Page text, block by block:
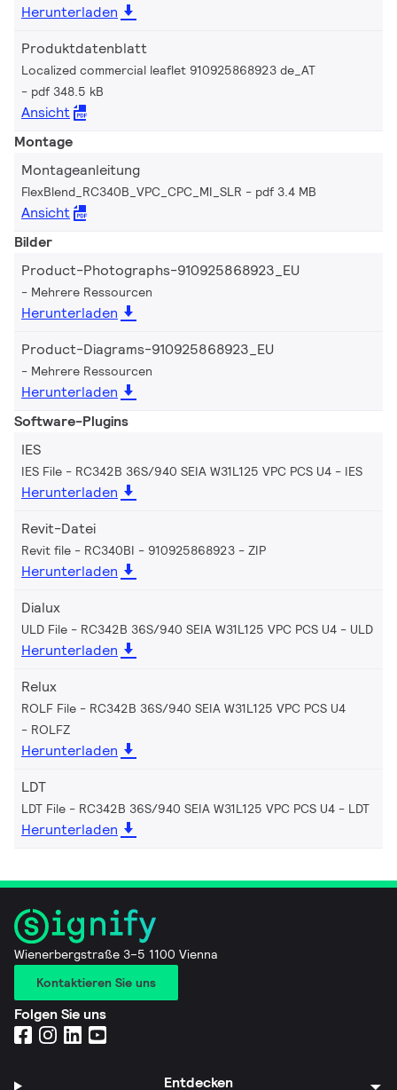
Herunterladen
Produktdatenblatt
Localized commercial leaflet 910925868923 de_AT
pdf 348.5 kB
Ansicht
Montage
Montageanleitung
FlexBlend_RC340B_VPC_CPC_MI_SLR pdf 3.4 MB
Ansicht
Bilder
Product-Photographs-910925868923_EU
Mehrere Ressourcen
Herunterladen
Product-Diagrams-910925868923_EU
Mehrere Ressourcen
Herunterladen
Software-Plugins
IES
IES File - RC342B 36S/940 SEIA W31L125 VPC PCS U4 IES
Herunterladen
Revit-Datei
Revit file - RC340BI - 910925868923 ZIP
Herunterladen
Dialux
ULD File - RC342B 36S/940 SEIA W31L125 VPC PCS U4 ULD
Herunterladen
Relux
ROLF File - RC342B 36S/940 SEIA W31L125 VPC PCS U4
ROLFZ
Herunterladen
LDT
LDT File - RC342B 36S/940 SEIA W31L125 VPC PCS U4 LDT
Herunterladen
Wienerbergstraße 3–5 1100 Vienna
Kontaktieren Sie uns
Folgen Sie uns
Entdecken